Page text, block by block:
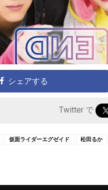
シェアする
Twitter で
仮面ライダーエグゼイド 松田るか